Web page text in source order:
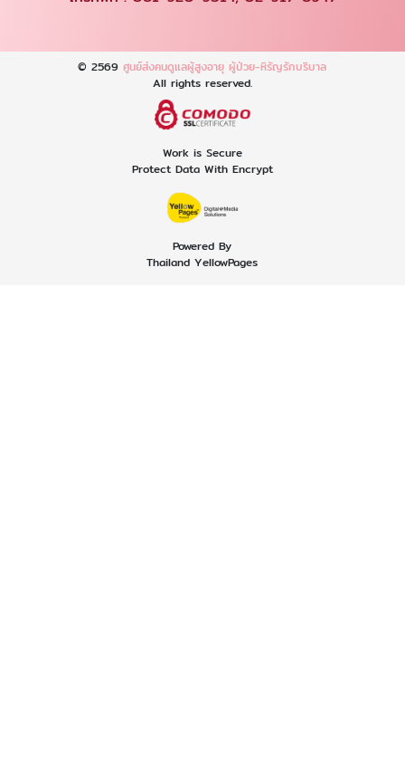
© 2569ศูนย์ส่งคนดูแลผู้สูงอายุ ผู้ป่วย-หิรัญรักบริบาล
All rights reserved.
Work is Secure
Protect Data With Encrypt
Powered By
Thailand YellowPages